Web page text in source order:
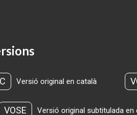
Versió original en català
VOSE Versió original subtitulada en